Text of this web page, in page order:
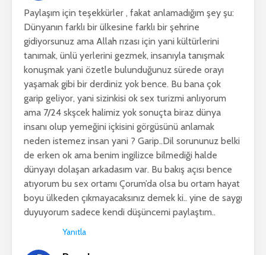
Paylaşım için teşekkürler , fakat anlamadığım şey şu:
Dünyanın farklı bir ülkesine farklı bir şehrine
gidiyorsunuz ama Allah rızası için yani kültürlerini
tanımak, ünlü yerlerini gezmek, insanıyla tanışmak
konuşmak yani özetle bulunduğunuz sürede orayı
yaşamak gibi bir derdiniz yok bence. Bu bana çok
garip geliyor, yani sizinkisi ok sex turizmi anlıyorum
ama 7/24 skşcek halimiz yok sonuçta biraz dünya
insanı olup yemeğini içkisini görgüsünü anlamak
neden istemez insan yani ? Garip..Dil sorununuz belki
de erken ok ama benim ingilizce bilmediği halde
dünyayı dolaşan arkadasım var. Bu bakış açısı bence
atıyorum bu sex ortamı Çorum’da olsa bu ortam hayat
boyu ülkeden çıkmayacaksınız demek ki.. yine de saygı
duyuyorum sadece kendi düşüncemi paylaştım..
Yanıtla